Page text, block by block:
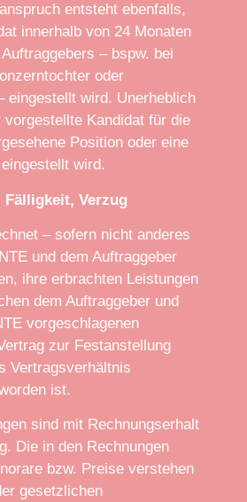
entsteht ebenfalls,
innerhalb von 24 Monaten
– bspw. bei
oder
eingestellt wird. Unerheblich
vorgestellte Kandidat für die
Position oder eine
wird.
Fälligkeit, Verzug
– sofern nicht anderes
und dem Auftraggeber
ihre erbrachten Leistungen
dem Auftraggeber und
vorgeschlagenen
zur Festanstellung
Vertragsverhältnis
ist.
sind mit Rechnungserhalt
Die in den Rechnungen
bzw. Preise verstehen
gesetzlichen